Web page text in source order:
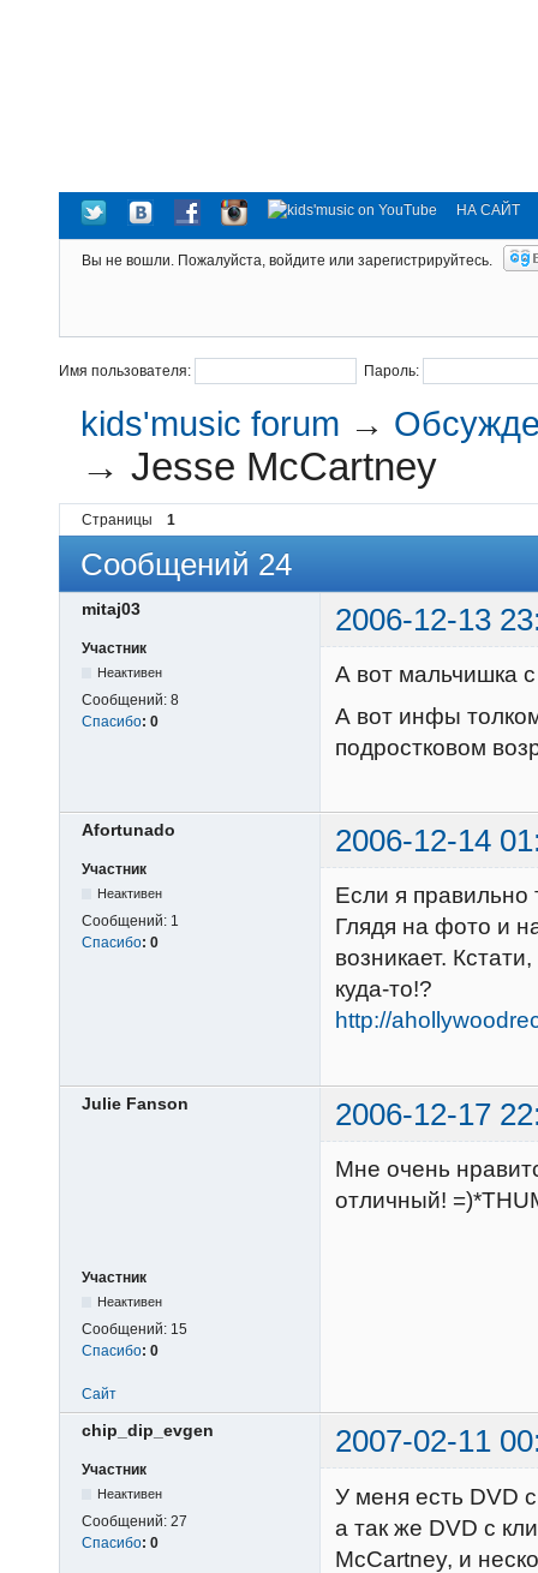
НА САЙТ
Вы не вошли. Пожалуйста, войдите или зарегистрируйтесь.
Имя пользователя: Пароль:
kids'music forum →
→Jesse McCartney
Страницы 1
Сообщений 24
mitaj03 2006-12-13
Участник
Неактивен
Сообщений: 8
Спасибо: 0
А вот мальчишка
А вот инфы
подростковом
Afortunado 2006-12-14
Участник
Неактивен
Сообщений: 1
Спасибо: 0
Если я правильно
Глядя на фото и
возникает.
куда-то!?
http://
Julie Fanson 2006-12-17
Участник
Неактивен
Сообщений: 15
Спасибо: 0
Мне очень
отличный!
Сайт
chip_dip_evgen 2007-02-11
Участник
Неактивен
Сообщений: 27
Спасибо: 0
У меня есть DVD
а так же DVD с
McCartney, и